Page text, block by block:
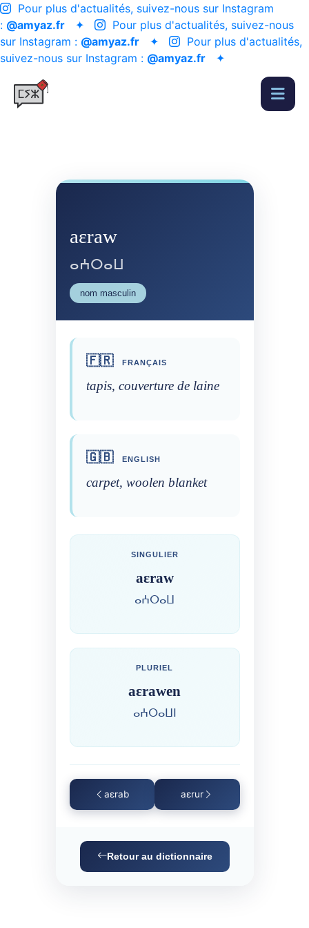
Pour plus d'actualités, suivez-nous sur Instagram
: @amyaz.fr ✦
Pour plus d'actualités, suivez-nous
sur Instagram : @amyaz.fr ✦
Pour plus d'actualités,
suivez-nous sur Instagram : @amyaz.fr ✦
aɛraw
ⴰⵄⵔⴰⵡ
nom masculin
🇫🇷 FRANÇAIS
tapis, couverture de laine
🇬🇧 ENGLISH
carpet, woolen blanket
SINGULIER
aɛraw
ⴰⵄⵔⴰⵡ
PLURIEL
aɛrawen
ⴰⵄⵔⴰⵡⵏ
aɛrab aɛrur
Retour au dictionnaire